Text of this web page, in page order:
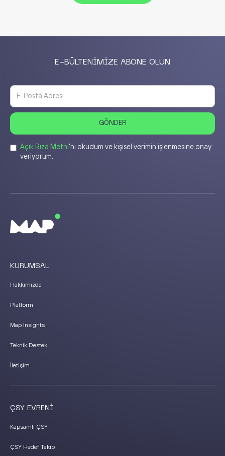
E-BÜLTENİMİZE ABONE OLUN
Açık Rıza Metni’ni okudum ve kişisel verimin işlenmesine onay
veriyorum.
KURUMSAL
Hakkımızda
Platform
Map Insights
Teknik Destek
İletişim
ÇSY EVRENİ
Kapsamlı ÇSY
ÇSY Hedef Takip